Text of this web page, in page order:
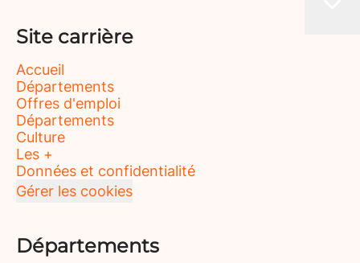
Site carrière
Accueil
Départements
Offres d'emploi
Départements
Culture
Les +
Données et confidentialité
Gérer les cookies
Départements